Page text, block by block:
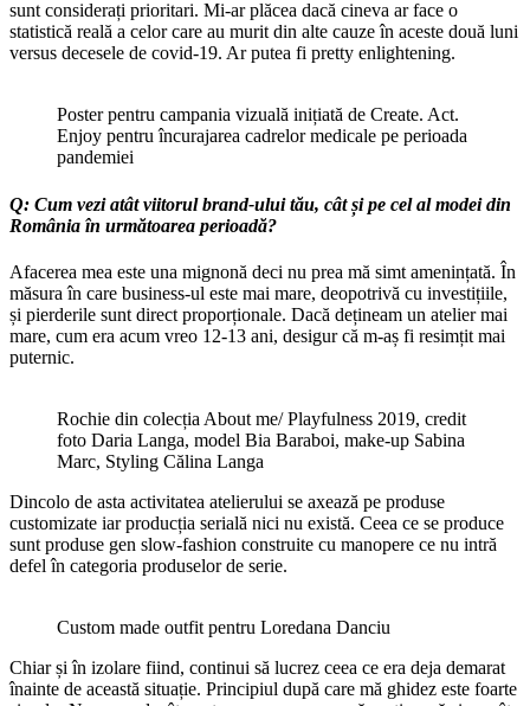
sunt considerați prioritari. Mi-ar plăcea dacă cineva ar face o
statistică reală a celor care au murit din alte cauze în aceste două luni
versus decesele de covid-19. Ar putea fi pretty enlightening.
Poster pentru campania vizuală inițiată de Create. Act.
Enjoy pentru încurajarea cadrelor medicale pe perioada
pandemiei
Q: Cum vezi atât viitorul brand-ului tău, cât și pe cel al modei din
România în următoarea perioadă?
Afacerea mea este una mignonă deci nu prea mă simt amenințată. În
măsura în care business-ul este mai mare, deopotrivă cu investițiile,
și pierderile sunt direct proporționale. Dacă dețineam un atelier mai
mare, cum era acum vreo 12-13 ani, desigur că m-aș fi resimțit mai
puternic.
Rochie din colecția About me/ Playfulness 2019, credit
foto Daria Langa, model Bia Baraboi, make-up Sabina
Marc, Styling Călina Langa
Dincolo de asta activitatea atelierului se axează pe produse
customizate iar producția serială nici nu există. Ceea ce se produce
sunt produse gen slow-fashion construite cu manopere ce nu intră
defel în categoria produselor de serie.
Custom made outfit pentru Loredana Danciu
Chiar și în izolare fiind, continui să lucrez ceea ce era deja demarat
înainte de această situație. Principiul după care mă ghidez este foarte